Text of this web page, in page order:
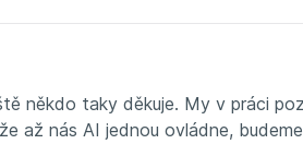
někdo taky děkuje. My v práci
až nás AI jednou ovládne,